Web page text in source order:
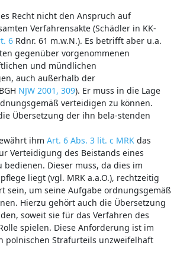
Recht nicht den Anspruch auf
Verfahrensakte (Schädler in KK-
6Rdnr. 61 m.w.N.). Es betrifft aber u.a.
gegenüber vorgenommenen
und mündlichen
auch außerhalb der
NJW 2001, 309). Er muss in die Lage
verteidigen zu können.
Übersetzung der ihn bela-stenden
ihm Art. 6 Abs. 3 lit. c MRKdas
Verteidigung des Beistands eines
bedienen. Dieser muss, da dies im
liegt (vgl. MRK a.a.O.), rechtzeitig
sein, um seine Aufgabe ordnungsgemäß
Hierzu gehört auch die Übersetzung
soweit sie für das Verfahren des
spielen. Diese Anforderung ist im
polnischen Strafurteils unzweifelhaft